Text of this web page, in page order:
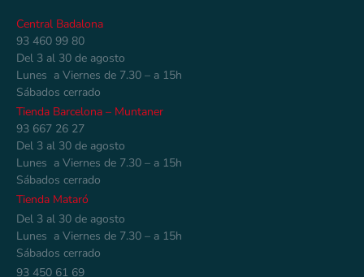
Central Badalona
93 460 99 80
Del 3 al 30 de agosto
Lunes a Viernes de 7.30 – a 15h
Sábados cerrado
Tienda Barcelona – Muntaner
93 667 26 27
Del 3 al 30 de agosto
Lunes a Viernes de 7.30 – a 15h
Sábados cerrado
Tienda Mataró
Del 3 al 30 de agosto
Lunes a Viernes de 7.30 – a 15h
Sábados cerrado
93 450 61 69